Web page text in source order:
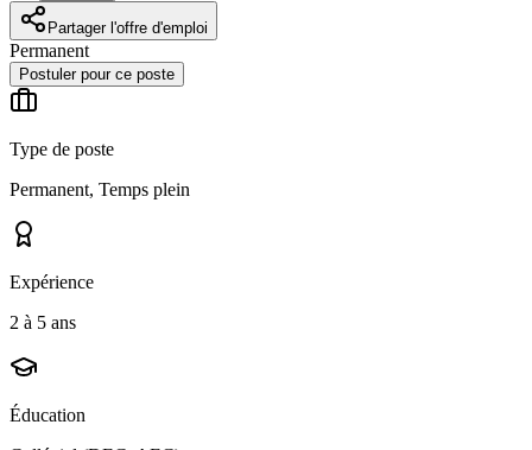
Partager l'offre d'emploi
Permanent
Postuler pour ce poste
Type de poste
Permanent, Temps plein
Expérience
2 à 5 ans
Éducation